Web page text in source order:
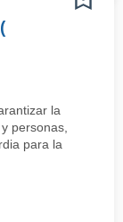
la
personas,
para la